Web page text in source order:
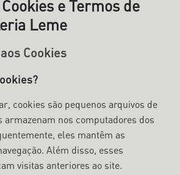
e Termos de
Leme
Cookies
cookies são pequenos arquivos de
armazenam nos computadores dos
eles mantêm as
Além disso, esses
visitas anteriores ao site.